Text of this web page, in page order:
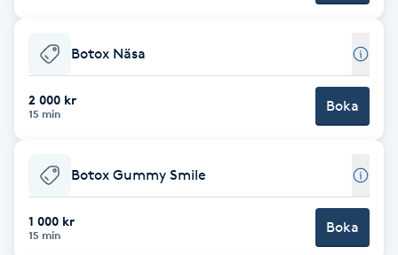
Huduppstramning
Hudvård
Hyaluronsyra
Hyperhidros
Hypnos
Botox Näsa
2 000 kr
15 min Boka
Botox Gummy Smile
1 000 kr
15 min Boka